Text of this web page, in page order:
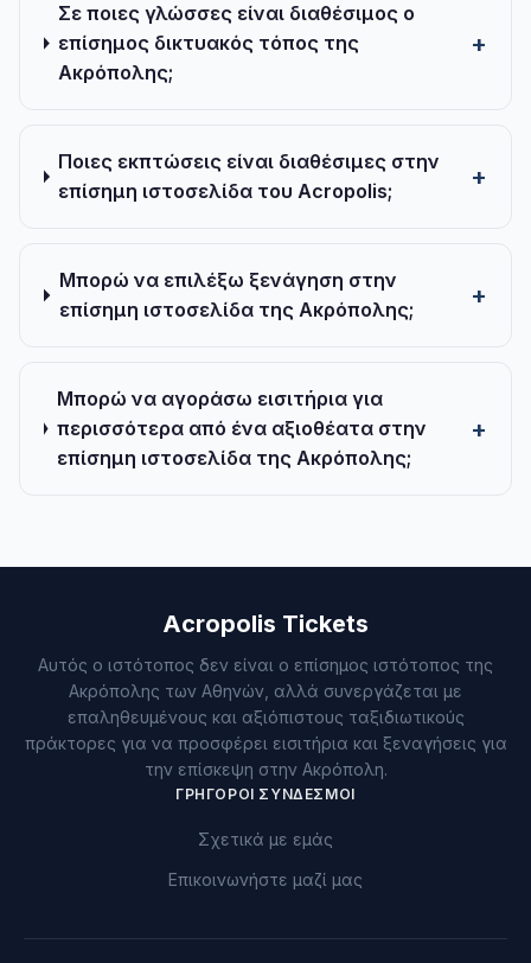
Σε ποιες γλώσσες είναι διαθέσιμος ο
επίσημος δικτυακός τόπος της
Ακρόπολης;
Ποιες εκπτώσεις είναι διαθέσιμες στην
επίσημη ιστοσελίδα του Acropolis;
Μπορώ να επιλέξω ξενάγηση στην
επίσημη ιστοσελίδα της Ακρόπολης;
Μπορώ να αγοράσω εισιτήρια για
περισσότερα από ένα αξιοθέατα στην
επίσημη ιστοσελίδα της Ακρόπολης;
Acropolis Tickets
Αυτός ο ιστότοπος δεν είναι ο επίσημος ιστότοπος της
Ακρόπολης των Αθηνών, αλλά συνεργάζεται με
επαληθευμένους και αξιόπιστους ταξιδιωτικούς
πράκτορες για να προσφέρει εισιτήρια και ξεναγήσεις για
την επίσκεψη στην Ακρόπολη.
ΓΡΉΓΟΡΟΙ ΣΎΝΔΕΣΜΟΙ
Σχετικά με εμάς
Επικοινωνήστε μαζί μας